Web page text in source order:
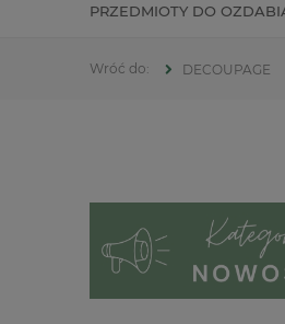
PRZEDMIOTY DO
DECOUPAGE